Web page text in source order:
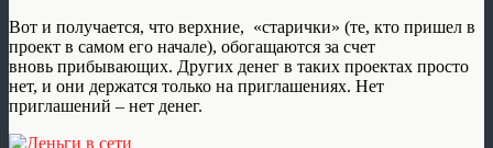
Вот и получается, что верхние, «старички» (те, кто пришел в
проект в самом его начале), обогащаются за счет
вновь прибывающих. Других денег в таких проектах просто
нет, и они держатся только на приглашениях. Нет
приглашений – нет денег.